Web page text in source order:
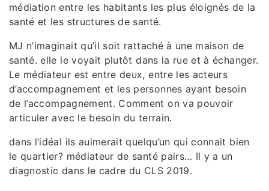
médiation entre les habitants les plus éloignés de la
santé et les structures de santé.
MJ n’imaginait qu’il soit rattaché à une maison de
santé. elle le voyait plutôt dans la rue et à échanger.
Le médiateur est entre deux, entre les acteurs
d’accompagnement et les personnes ayant besoin
de l’accompagnement. Comment on va pouvoir
articuler avec le besoin du terrain.
dans l’idéal ils auimerait quelqu’un qui connait bien
le quartier? médiateur de santé pairs… Il y a un
diagnostic dans le cadre du CLS 2019.